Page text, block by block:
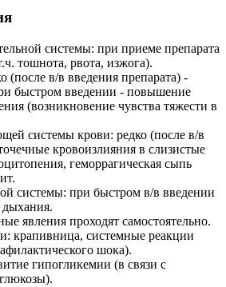
системы: при приеме препарата
тошнота, рвота, изжога).
в/в введения препарата) -
быстром введении - повышение
(возникновение чувства тяжести в
системы крови: редко (после в/в
кровоизлияния в слизистые
геморрагическая сыпь
системы: при быстром в/в введении
дыхания.
явления проходят самостоятельно.
крапивница, системные реакции
шока).
гипогликемии (в связи с